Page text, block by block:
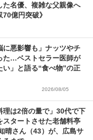
た名優、複雑な父親像へ
億円突破》
に悪影響も」ナッツやチ
た…ベストセラー医師が
い」と語る“食べ物”の正
2026/08/05
理は2倍の量で」30代で下
スタートさせた老舗料亭
晴さん（43）が、広島サ